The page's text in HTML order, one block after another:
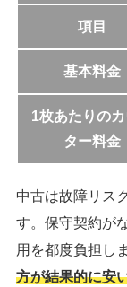
項目
基本料金
1枚あたりの
ター料金
中古は故障リス
す。保守契約が
用を都度負担し
方が結果的に安